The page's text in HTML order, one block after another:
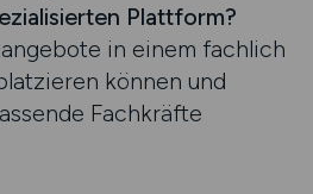
Plattform?
in einem fachlich
können und
Fachkräfte